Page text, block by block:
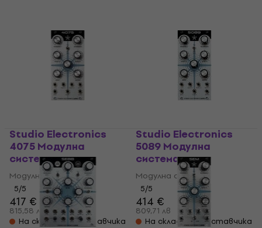
Studio Electronics
4075 Модулна
система
Модулна система
5/5
417 €
815,58 лв
На склад при доставчика
Studio Electronics
5089 Модулна
система
Модулна система
5/5
414 €
809,71 лв
На склад при доставчика